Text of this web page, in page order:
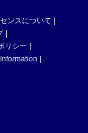
ンスについて
リシー